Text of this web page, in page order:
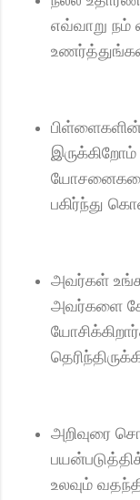
எவ்வாறு நம்
பகிர்ந்து
அவர்கள்
அவர்களை
அறிவுரை
உலவும்